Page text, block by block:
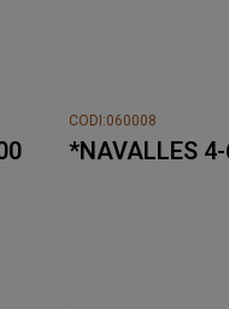
CODI:060008
*NAVALLES